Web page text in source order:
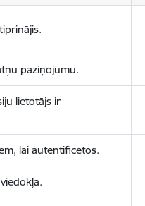
paziņojumu.
lietotājs ir
lai autentificētos.